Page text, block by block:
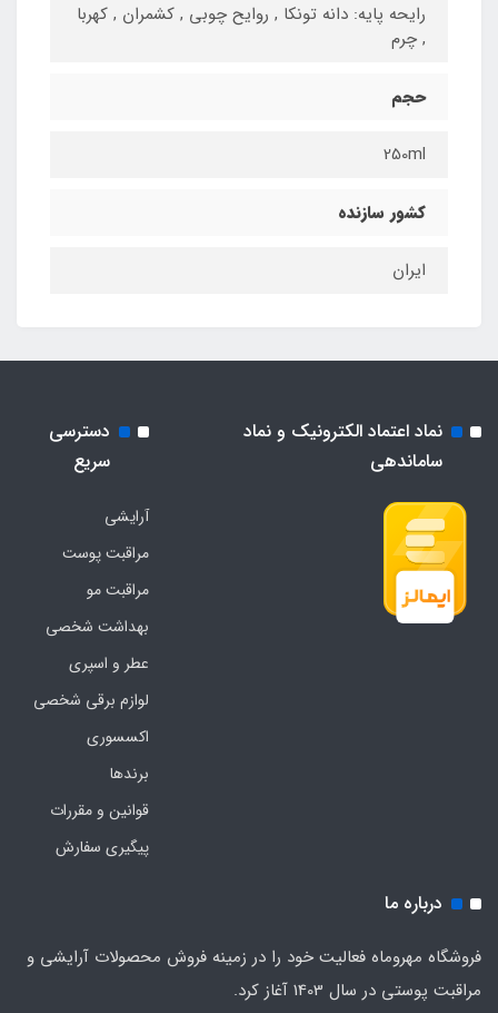
رایحه پایه: دانه تونکا , روایح چوبی , کشمران , کهربا
, چرم
حجم
250ml
کشور سازنده
ایران
نماد اعتماد الکترونیک و نماد
ساماندهی
دسترسی
سریع
آرایشی
مراقبت پوست
مراقبت مو
بهداشت شخصی
عطر و اسپری
لوازم برقی شخصی
اکسسوری
برندها
قوانین و مقررات
پیگیری سفارش
درباره ما
فروشگاه مهروماه فعالیت خود را در زمینه فروش محصولات آرایشی و
مراقبت پوستی در سال 1403 آغاز کرد.